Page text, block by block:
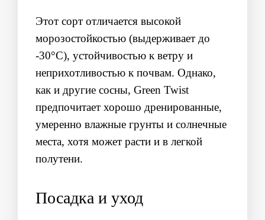
Этот сорт отличается высокой
морозостойкостью (выдерживает до
-30°C), устойчивостью к ветру и
неприхотливостью к почвам. Однако,
как и другие сосны, Green Twist
предпочитает хорошо дренированные,
умеренно влажные грунты и солнечные
места, хотя может расти и в легкой
полутени.
Посадка и уход